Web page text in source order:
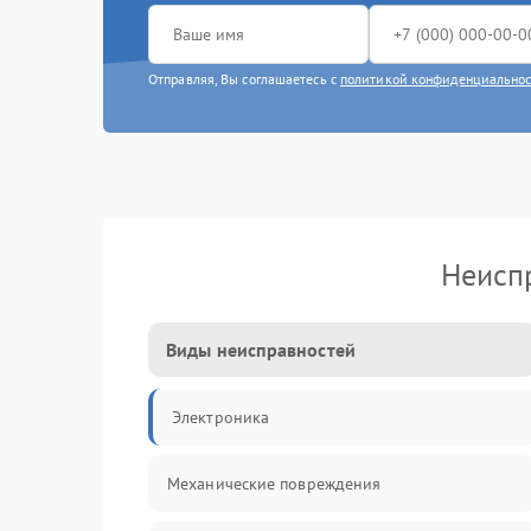
Отправляя, Вы соглашаетесь с политикой
Виды неисправностей
Электроника
Механические повреждения